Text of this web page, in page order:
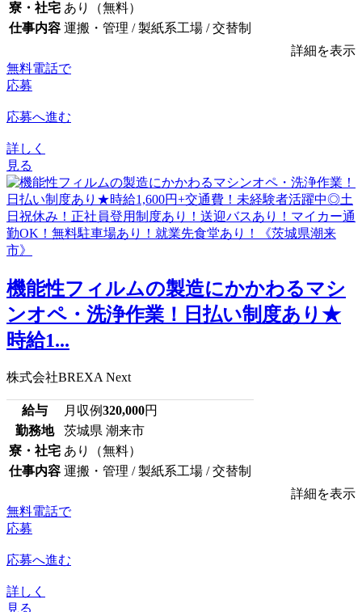
寮・社宅 あり（無料）
仕事内容 運搬・管理 / 製紙系工場 / 交替制
詳細を表示
無料電話で
応募
応募へ進む
詳しく
見る
機能性フィルムの製造にかかわるマシ
ンオペ・洗浄作業！日払い制度あり★
時給1...
株式会社BREXA Next
給与 月収例320,000円
勤務地
茨城県 潮来市
寮・社宅 あり（無料）
仕事内容 運搬・管理 / 製紙系工場 / 交替制
詳細を表示
無料電話で
応募
応募へ進む
詳しく
見る